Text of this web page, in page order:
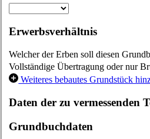
Erwerbsverhältnis
Welcher der Erben soll diesen
Vollständige Übertragung oder nur
Weiteres bebautes Grundstück
Daten der zu vermessenden
Grundbuchdaten